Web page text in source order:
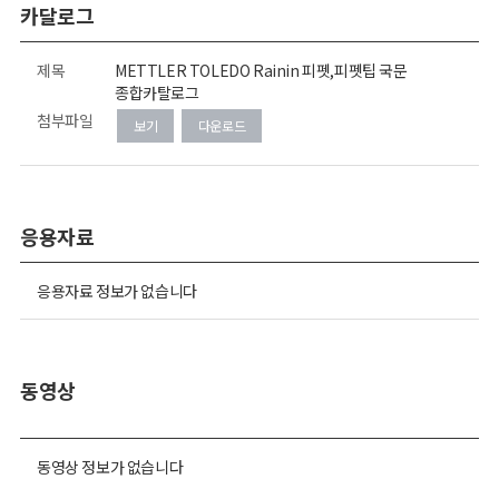
카달로그
제목
METTLER TOLEDO Rainin 피펫,피펫팁 국문
종합카탈로그
첨부파일
보기 다운로드
응용자료
응용자료 정보가 없습니다
동영상
동영상 정보가 없습니다